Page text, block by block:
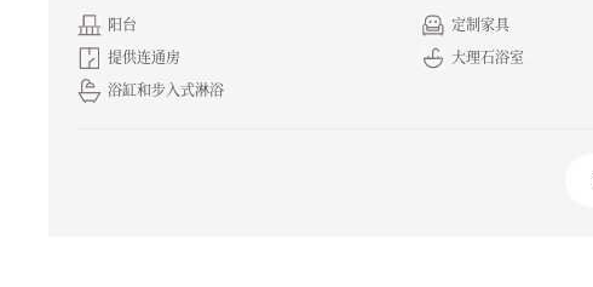
阳台
定制家具
提供连通房
大理石浴室
浴缸和步入式淋浴